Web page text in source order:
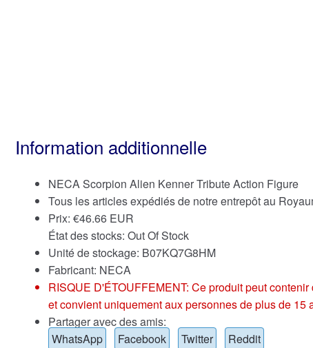
Information additionnelle
NECA Scorpion Alien Kenner Tribute Action Figure
Tous les articles expédiés de notre entrepôt au
Prix: €46.66 EUR
État des stocks: Out Of Stock
Unité de stockage: ‎B07KQ7G8HM
Fabricant: NECA
RISQUE D'ÉTOUFFEMENT: Ce produit peut
et convient uniquement aux personnes de plus de 15
Partager avec des amis:
WhatsApp
Facebook Twitter Reddit